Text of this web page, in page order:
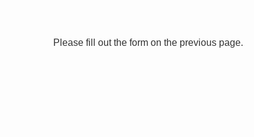
Please fill out the form on the previous page.